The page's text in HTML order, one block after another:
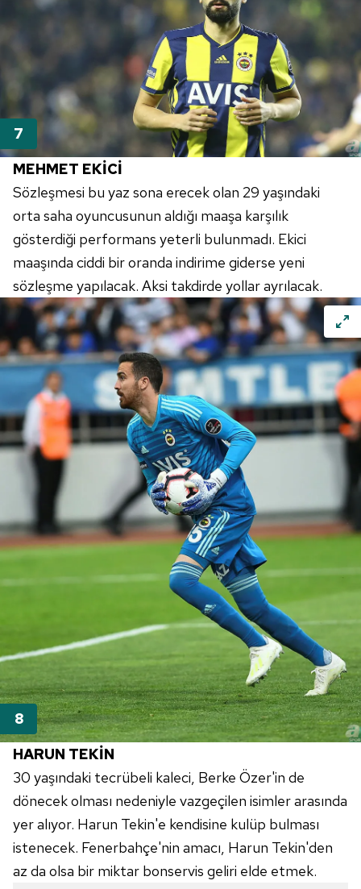
MEHMET EKİCİ
Sözleşmesi bu yaz sona erecek olan 29 yaşındaki
orta saha oyuncusunun aldığı maaşa karşılık
gösterdiği performans yeterli bulunmadı. Ekici
maaşında ciddi bir oranda indirime giderse yeni
sözleşme yapılacak. Aksi takdirde yollar ayrılacak.
HARUN TEKİN
30 yaşındaki tecrübeli kaleci, Berke Özer'in de
dönecek olması nedeniyle vazgeçilen isimler arasında
yer alıyor. Harun Tekin'e kendisine kulüp bulması
istenecek. Fenerbahçe'nin amacı, Harun Tekin'den
az da olsa bir miktar bonservis geliri elde etmek.